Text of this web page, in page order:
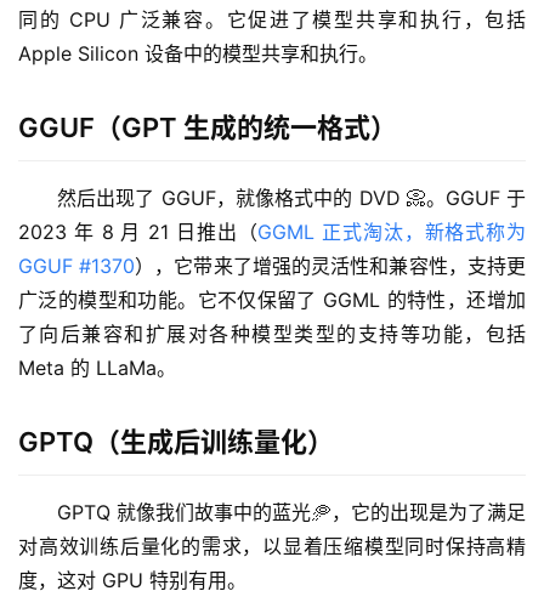
同的 CPU 广泛兼容。它促进了模型共享和执行，包括
Apple Silicon 设备中的模型共享和执行。
GGUF（GPT 生成的统一格式）
然后出现了 GGUF，就像格式中的 DVD 📀。GGUF 于
2023 年 8 月 21 日推出（GGML 正式淘汰，新格式称为
GGUF #1370），它带来了增强的灵活性和兼容性，支持更
广泛的模型和功能。它不仅保留了 GGML 的特性，还增加
了向后兼容和扩展对各种模型类型的支持等功能，包括
Meta 的 LLaMa。
GPTQ（生成后训练量化）
GPTQ 就像我们故事中的蓝光🥏，它的出现是为了满足
对高效训练后量化的需求，以显着压缩模型同时保持高精
度，这对 GPU 特别有用。